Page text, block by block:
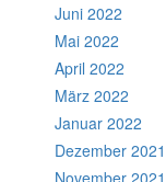
Juni 2022
Mai 2022
April 2022
März 2022
Januar 2022
Dezember 2021
November 2021